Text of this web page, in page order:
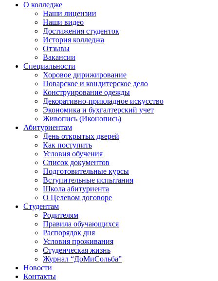
О колледже
Наши лицензии
Наши видео
Достижения студенток
История колледжа
Отзывы
Вакансии
Специальности
Хоровое дирижирование
Поварское и кондитерское дело
Конструирование одежды
Декоративно-прикладное искусство
Экономика и бухгалтерский учет​
Живопись (Иконопись)
Абитуриентам
День открытых дверей
Как поступить
Условия обучения
Список документов
Подготовительные курсы
Вступительные испытания
Школа абитуриента
О Целевом договоре
Студентам
Родителям
Правила обучающихся
Распорядок дня
Условия проживания
Студенческая жизнь
Журнал “ДоМиСольба”
Новости
Контакты